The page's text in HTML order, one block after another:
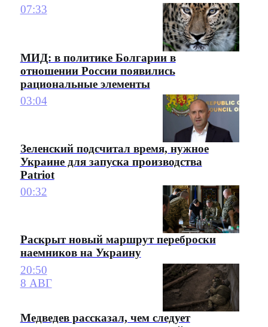
07:33
МИД: в политике Болгарии в
отношении России появились
рациональные элементы
03:04
Зеленский подсчитал время, нужное
Украине для запуска производства
Patriot
00:32
Раскрыт новый маршрут переброски
наемников на Украину
20:50
8 АВГ
Медведев рассказал, чем следует